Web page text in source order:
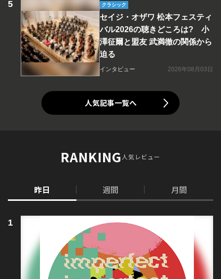
クラシック
セイジ・オザワ 松本フェスティ
バル2026の聴きどころは? 小
澤征爾と盟友 武満徹の関係から
迫る
インタビュー 2026年08月03日
人気記事一覧へ
RANKING人気レビュー
昨日 週間 月間